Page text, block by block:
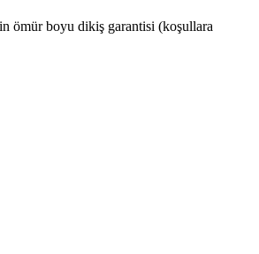
ömür boyu dikiş garantisi (koşullara